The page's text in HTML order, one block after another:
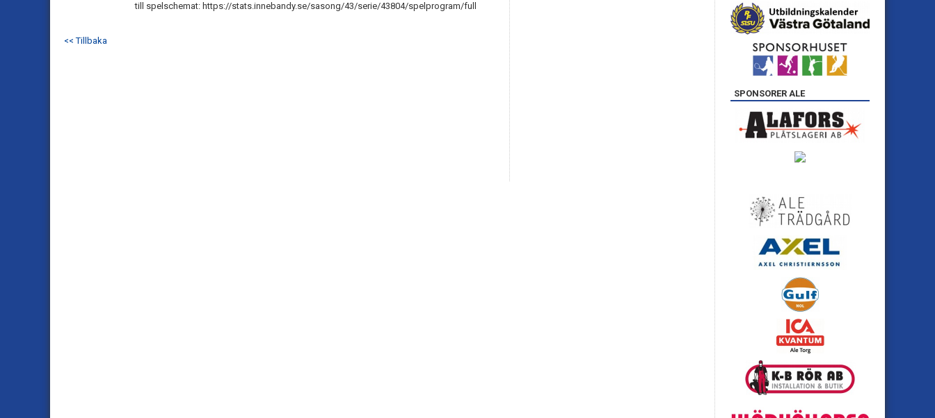
till spelschemat: https://stats.innebandy.se/sasong/43/serie/43804/spelprogram/full
<< Tillbaka
SPONSORER ALE